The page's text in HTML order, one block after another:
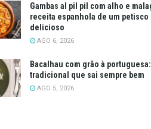
Gambas al pil pil com alho e
receita espanhola de um petisco
delicioso
AGO 6, 2026
Bacalhau com grão à
tradicional que sai sempre bem
AGO 5, 2026